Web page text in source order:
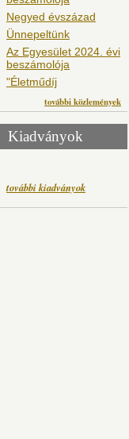
Negyed évszázad
Ünnepeltünk
Az Egyesület 2024. évi
beszámolója
"Életműdíj
további közlemények
Kiadványok
további kiadványok